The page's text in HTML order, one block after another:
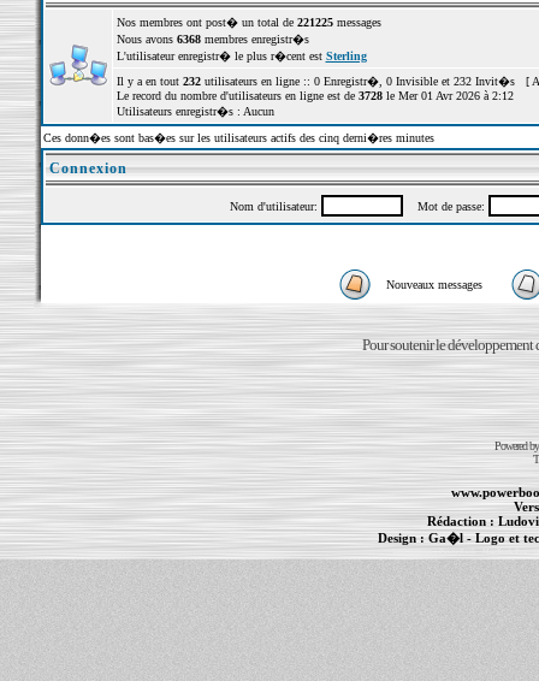
Nos membres ont post� un total de 221225messages
Nous avons 6368membres enregistr�s
L'utilisateur enregistr� le plus r�cent est Sterling
Il y a en tout 232utilisateurs en ligne :: 0 Enregistr�, 0 Invisible et 232 Invit�s [
Le record du nombre d'utilisateurs en ligne est de 3728le Mer 01 Avr 2026 à 2:12
Utilisateurs enregistr�s : Aucun
Ces donn�es sont bas�es sur les utilisateurs actifs des cinq derni�res minutes
Connexion
Nom d'utilisateur: Mot de passe:
Nouveaux messages
Pour soutenir le développement
Powered
Rédaction :
Design : Ga�l- Logo et